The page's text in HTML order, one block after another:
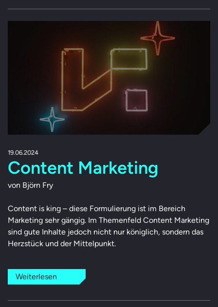
19.06.2024
Content Marketing
von Björn Fry
Content is king – diese Formulierung ist im Bereich
Marketing sehr gängig. Im Themenfeld Content Marketing
sind gute Inhalte jedoch nicht nur königlich, sondern das
Herzstück und der Mittelpunkt.
Weiterlesen